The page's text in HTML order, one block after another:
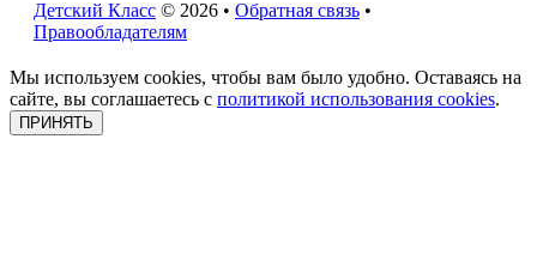
Детский Класс © 2026 • Обратная связь •
Правообладателям
Мы используем cookies, чтобы вам было удобно. Оставаясь на
сайте, вы соглашаетесь с политикой использования cookies.
ПРИНЯТЬ